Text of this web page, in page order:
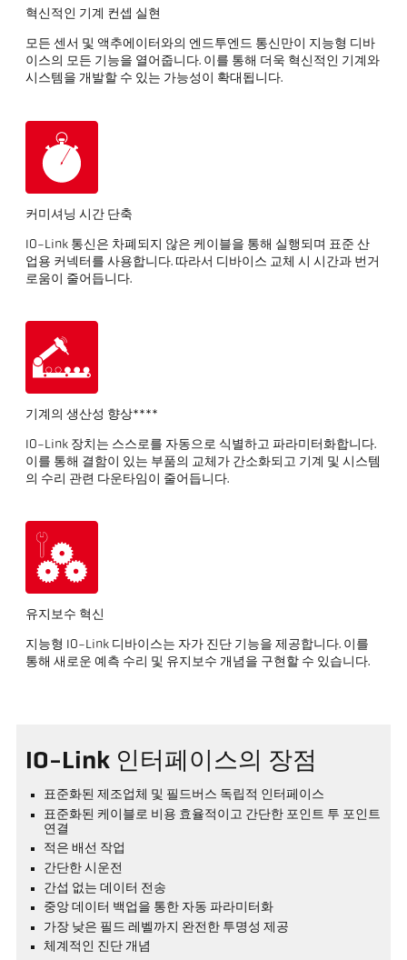
혁신적인 기계 컨셉 실현
모든 센서 및 액추에이터와의 엔드투엔드 통신만이 지능형 디바
이스의 모든 기능을 열어줍니다. 이를 통해 더욱 혁신적인 기계와
시스템을 개발할 수 있는 가능성이 확대됩니다.
커미셔닝 시간 단축
IO-Link 통신은 차폐되지 않은 케이블을 통해 실행되며 표준 산
업용 커넥터를 사용합니다. 따라서 디바이스 교체 시 시간과 번거
로움이 줄어듭니다.
기계의 생산성 향상****
IO-Link 장치는 스스로를 자동으로 식별하고 파라미터화합니다.
이를 통해 결함이 있는 부품의 교체가 간소화되고 기계 및 시스템
의 수리 관련 다운타임이 줄어듭니다.
유지보수 혁신
지능형 IO-Link 디바이스는 자가 진단 기능을 제공합니다. 이를
통해 새로운 예측 수리 및 유지보수 개념을 구현할 수 있습니다.
IO-Link 인터페이스의 장점
표준화된 제조업체 및 필드버스 독립적 인터페이스
표준화된 케이블로 비용 효율적이고 간단한 포인트 투 포인트
연결
적은 배선 작업
간단한 시운전
간섭 없는 데이터 전송
중앙 데이터 백업을 통한 자동 파라미터화
가장 낮은 필드 레벨까지 완전한 투명성 제공
체계적인 진단 개념